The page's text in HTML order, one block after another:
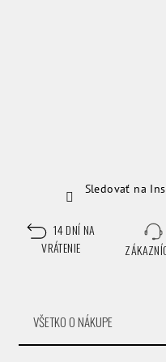
Sledovať na
14 DNÍ NA
VRÁTENIE
VŠETKO O NÁKUPE